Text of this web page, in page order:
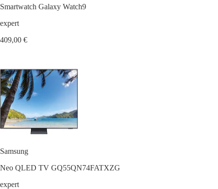
Smartwatch Galaxy Watch9
expert
409,00 €
Samsung
Neo QLED TV GQ55QN74FATXZG
expert